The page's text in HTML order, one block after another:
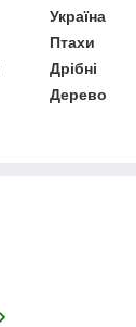
Україна
Птахи
Дрібні
Дерево